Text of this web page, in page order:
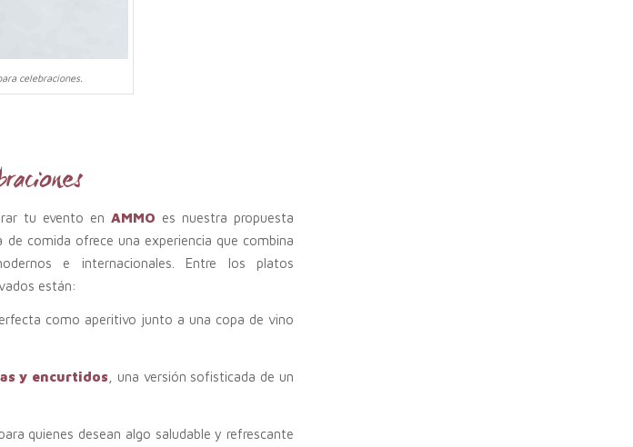
celebraciones.
tu evento en AMMO es nuestra propuesta
comida ofrece una experiencia que combina
e internacionales. Entre los platos
están:
como aperitivo junto a una copa de vino
y encurtidos , una versión sofisticada de un
quienes desean algo saludable y refrescante